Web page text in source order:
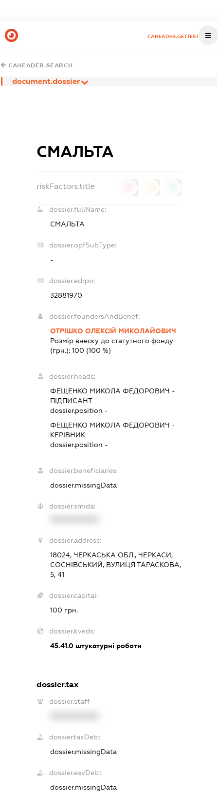
CAHEADER.GETTEST
CAHEADER.SEARCH
document.dossier
СМАЛЬТА
riskFactors.title
dossier.fullName:
СМАЛЬТА
dossier.opfSubType:
-
dossier.edrpo:
32881970
dossier.foundersAndBenef:
ОТРІШКО ОЛЕКСІЙ МИКОЛАЙОВИЧ
Розмір внеску до статутного фонду
(грн.):100 (100 %)
dossier.heads:
ФЕЩЕНКО МИКОЛА ФЕДОРОВИЧ -
ПІДПИСАНТ
dossier.position -
ФЕЩЕНКО МИКОЛА ФЕДОРОВИЧ -
КЕРІВНИК
dossier.position -
dossier.beneficiaries:
dossier.missingData
dossier.smida:
dossier.address:
18024, ЧЕРКАСЬКА ОБЛ., ЧЕРКАСИ,
СОСНІВСЬКИЙ, ВУЛИЦЯ ТАРАСКОВА,
5, 41
dossier.capital:
100 грн.
dossier.kveds:
45.41.0 штукатурні роботи
dossier.tax
dossier.staff
dossier.taxDebt
dossier.missingData
dossier.esvDebt
dossier.missingData